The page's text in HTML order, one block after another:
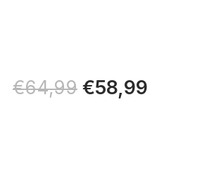
€64,99 Il
prezzo
€58,99Il